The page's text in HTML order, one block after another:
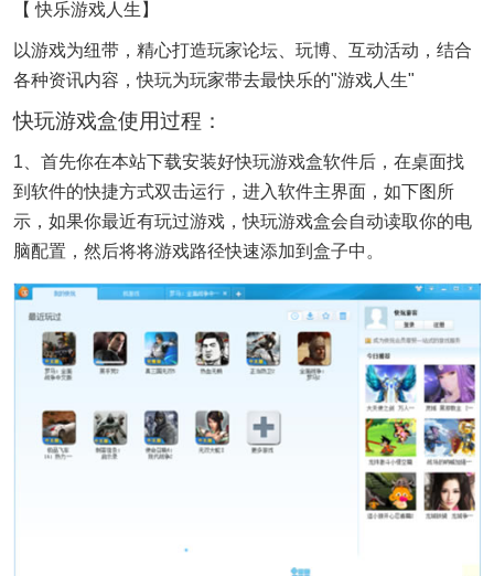
【 快乐游戏人生】
以游戏为纽带，精心打造玩家论坛、玩博、互动活动，结合
各种资讯内容，快玩为玩家带去最快乐的"游戏人生"
快玩游戏盒使用过程：
1、首先你在本站下载安装好快玩游戏盒软件后，在桌面找
到软件的快捷方式双击运行，进入软件主界面，如下图所
示，如果你最近有玩过游戏，快玩游戏盒会自动读取你的电
脑配置，然后将将游戏路径快速添加到盒子中。